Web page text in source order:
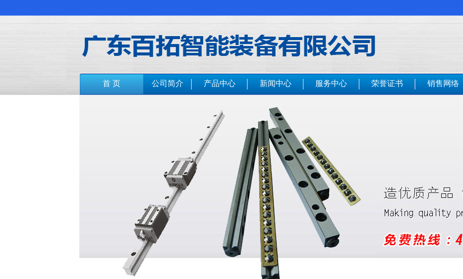
首 页 公司简介 产品中心 新闻中心 服务中心 荣誉证书 销售网络